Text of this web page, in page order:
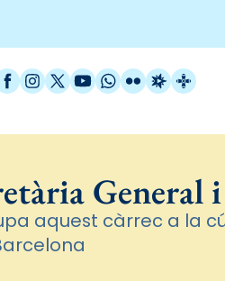
Instagram
X / Twitter
YouTube
WhatsApp
FlickrRadio
General
aquest càrrec a la